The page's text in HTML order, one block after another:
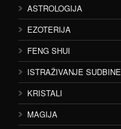
ASTROLOGIJA
EZOTERIJA
FENG SHUI
ISTRAŽIVANJE SUDBINE
KRISTALI
MAGIJA